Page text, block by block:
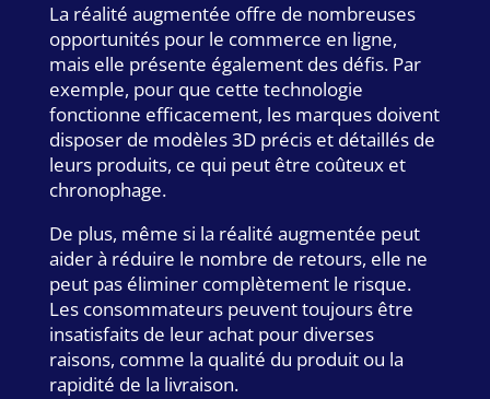
La réalité augmentée offre de nombreuses
opportunités pour le commerce en ligne,
mais elle présente également des défis. Par
exemple, pour que cette technologie
fonctionne efficacement, les marques doivent
disposer de modèles 3D précis et détaillés de
leurs produits, ce qui peut être coûteux et
chronophage.
De plus, même si la réalité augmentée peut
aider à réduire le nombre de retours, elle ne
peut pas éliminer complètement le risque.
Les consommateurs peuvent toujours être
insatisfaits de leur achat pour diverses
raisons, comme la qualité du produit ou la
rapidité de la livraison.